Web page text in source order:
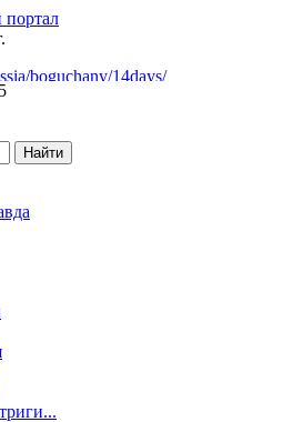
boguchany/14days/